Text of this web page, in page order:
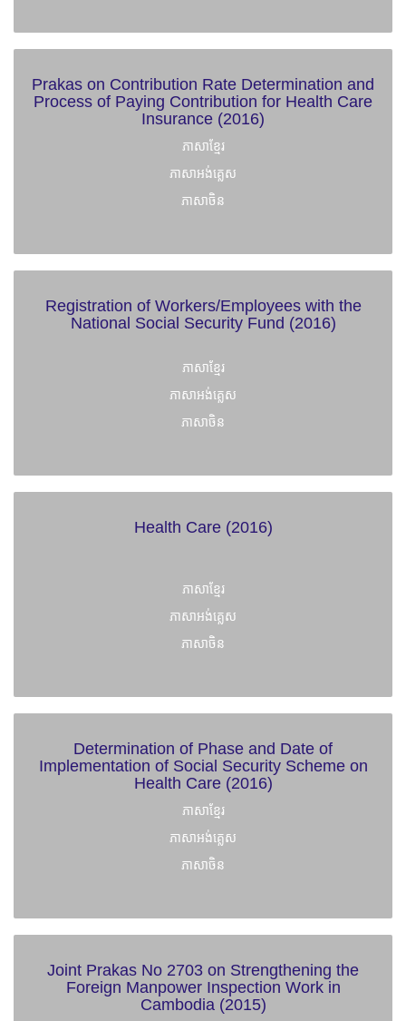
Prakas on Contribution Rate Determination and
Process of Paying Contribution for Health Care
Insurance (2016)
ភាសាខ្មែរ
ភាសាអង់គ្លេស
ភាសាចិន
Registration of Workers/Employees with the
National Social Security Fund (2016)
ភាសាខ្មែរ
ភាសាអង់គ្លេស
ភាសាចិន
Health Care (2016)
ភាសាខ្មែរ
ភាសាអង់គ្លេស
ភាសាចិន
Determination of Phase and Date of
Implementation of Social Security Scheme on
Health Care (2016)
ភាសាខ្មែរ
ភាសាអង់គ្លេស
ភាសាចិន
Joint Prakas No 2703 on Strengthening the
Foreign Manpower Inspection Work in
Cambodia (2015)